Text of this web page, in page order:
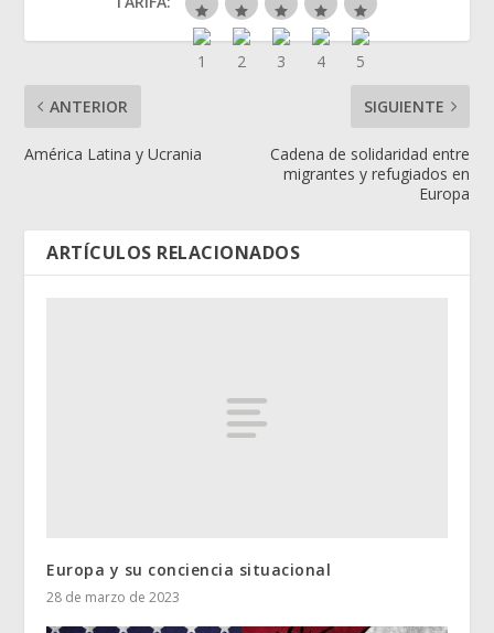
ANTERIOR
América Latina y Ucrania
SIGUIENTE
Cadena de solidaridad entre
migrantes y refugiados en
Europa
ARTÍCULOS RELACIONADOS
Europa y su conciencia situacional
28 de marzo de 2023